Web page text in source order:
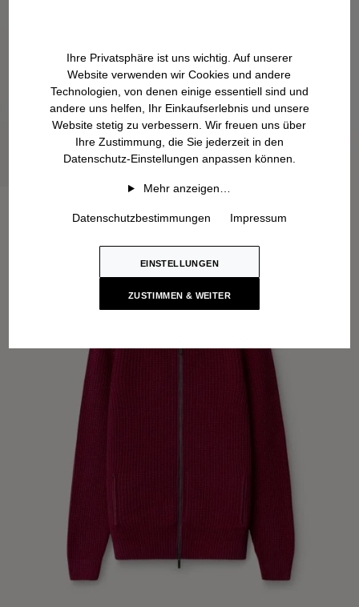
Ihre Privatsphäre ist uns wichtig. Auf unserer
Website verwenden wir Cookies und andere
Technologien, von denen einige essentiell sind und
andere uns helfen, Ihr Einkaufserlebnis und unsere
Website stetig zu verbessern. Wir freuen uns über
Ihre Zustimmung, die Sie jederzeit in den
Datenschutz-Einstellungen anpassen können.
Mehr anzeigen…
Datenschutzbestimmungen Impressum
EINSTELLUNGEN
ZUSTIMMEN & WEITER